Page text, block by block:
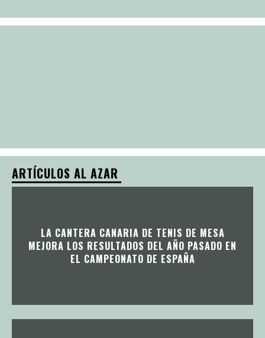
ARTÍCULOS AL AZAR
LA CANTERA CANARIA DE TENIS DE MESA
MEJORA LOS RESULTADOS DEL AÑO PASADO EN
EL CAMPEONATO DE ESPAÑA